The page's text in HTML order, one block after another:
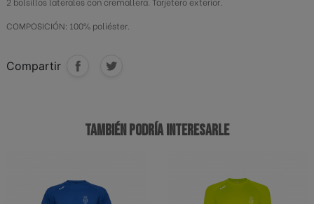
COMPOSICIÓN: 100% poliéster.
Compartir
TAMBIÉN PODRÍA INTERESARLE